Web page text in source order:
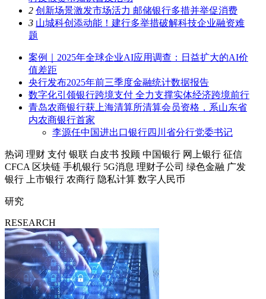
2 创新场景激发市场活力 邮储银行多措并举促消费
3 山城科创添动能！建行多举措破解科技企业融资难
题
案例｜2025年全球企业AI应用调查：日益扩大的AI价
值差距
央行发布2025年前三季度金融统计数据报告
数字化引领银行跨境支付 全力支撑实体经济跨境前行
青岛农商银行获上海清算所清算会员资格，系山东省
内农商银行首家
李源任中国进出口银行四川省分行党委书记
热词 理财 支付 银联 白皮书 投顾 中国银行 网上银行 征信
CFCA 区块链 手机银行 5G消息 理财子公司 绿色金融 广发
银行
上市银行 农商行 隐私计算 数字人民币
研究
RESEARCH